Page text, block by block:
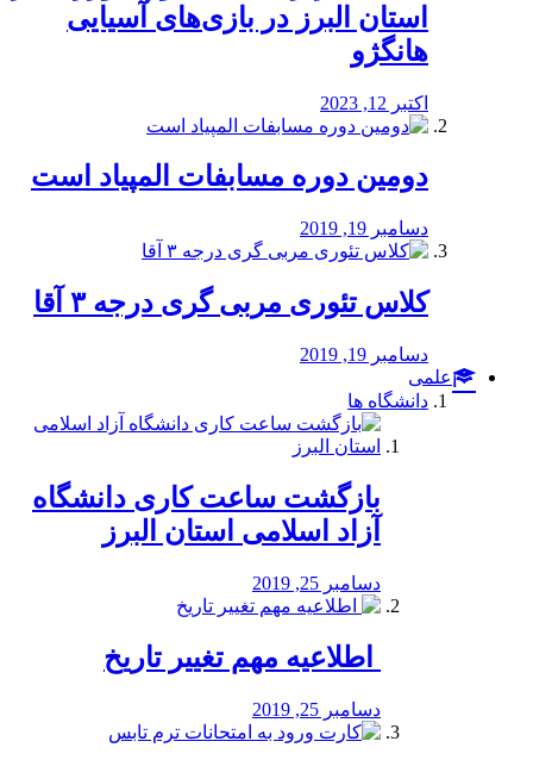
استان البرز در بازی‌های آسیایی
هانگژو
اکتبر 12, 2023
دومین دوره مسابفات المپیاد است
دسامبر 19, 2019
کلاس تئوری مربی گری درجه ۳ آقا
دسامبر 19, 2019
علمی
دانشگاه ها
بازگشت ساعت کاری دانشگاه
آزاد اسلامی استان البرز
دسامبر 25, 2019
️ اطلاعیه مهم تغییر تاریخ
دسامبر 25, 2019